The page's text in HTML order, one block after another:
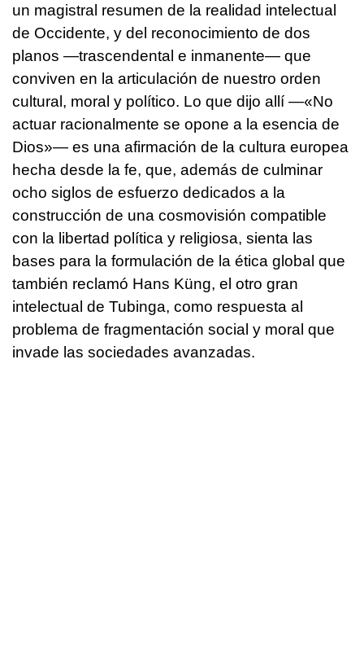
un magistral resumen de la realidad intelectual
de Occidente, y del reconocimiento de dos
planos —trascendental e inmanente— que
conviven en la articulación de nuestro orden
cultural, moral y político. Lo que dijo allí —«No
actuar racionalmente se opone a la esencia de
Dios»— es una afirmación de la cultura europea
hecha desde la fe, que, además de culminar
ocho siglos de esfuerzo dedicados a la
construcción de una cosmovisión compatible
con la libertad política y religiosa, sienta las
bases para la formulación de la ética global que
también reclamó Hans Küng, el otro gran
intelectual de Tubinga, como respuesta al
problema de fragmentación social y moral que
invade las sociedades avanzadas.